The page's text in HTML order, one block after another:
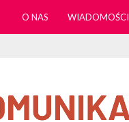
O NAS WIADOMOŚCI